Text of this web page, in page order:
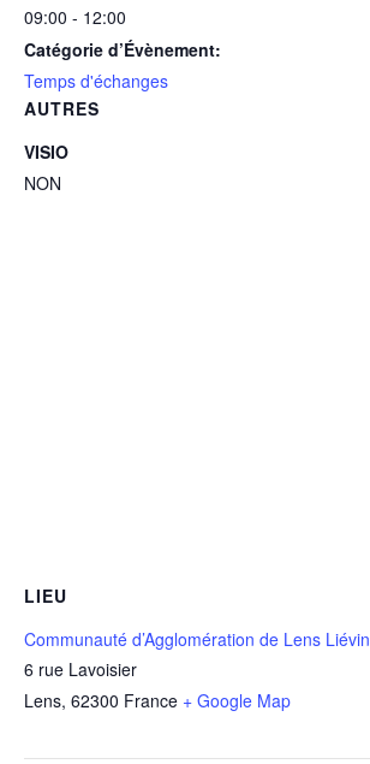
09:00 - 12:00
Catégorie d’Évènement:
Temps d'échanges
AUTRES
VISIO
NON
LIEU
Communauté d’Agglomération de Lens Liévin
6 rue Lavoisier
Lens, 62300 France + Google Map